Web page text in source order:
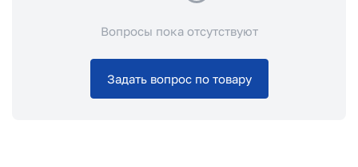
Вопросы пока отсутствуют
Задать вопрос по товару